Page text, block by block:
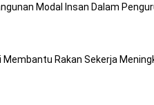
Modal Insan Dalam
Rakan Sekerja